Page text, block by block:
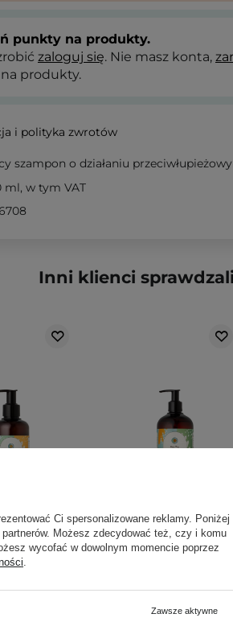
punkty na produkty.
zaloguj się. Nie masz konta,
produkty.
i polityka zwrotów
szampon o działaniu
ml, w tym VAT
Inni klienci
Date With
HairTry - Take Off
The Sebum -
Ci spersonalizowane reklamy. Poniżej
Możesz zdecydować też, czy i komu
wycofać w dowolnym momencie poprzez
.
Zawsze aktywne